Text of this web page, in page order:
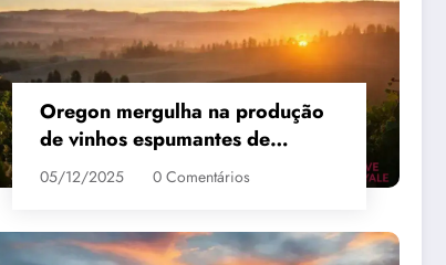
Oregon mergulha na produção
de vinhos espumantes de
qualidade
05/12/2025 0 Comentários